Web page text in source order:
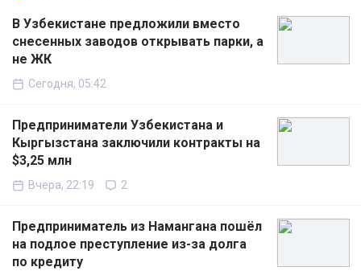
В Узбекистане предложили вместо
снесенных заводов открывать парки, а
не ЖК
Сегодня, 05:42
Предприниматели Узбекистана и
Кыргызстана заключили контракты на
$3,25 млн
Вчера, 22:19 2
Предприниматель из Намангана пошёл
на подлое преступление из-за долга
по кредиту